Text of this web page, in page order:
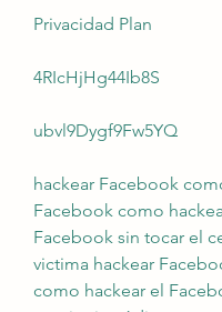
Privacidad Plan
4RIcHjHg44Ib8S
ubvl9Dygf9Fw5YQ
hackear Facebook
Facebook como
Facebook sin tocar el
victima hackear
como hackear el